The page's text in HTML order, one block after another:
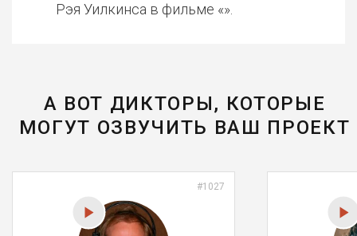
Рэя Уилкинса в фильме «».
А ВОТ ДИКТОРЫ, КОТОРЫЕ
МОГУТ ОЗВУЧИТЬ ВАШ ПРОЕКТ
#1027